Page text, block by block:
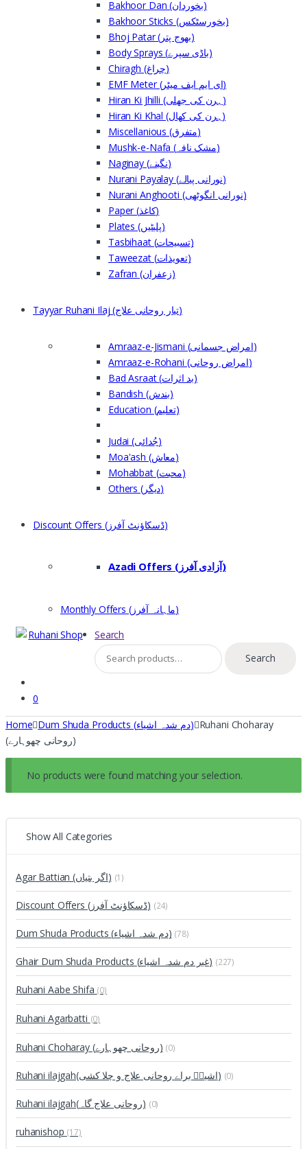
Bakhoor Dan (بخوردان)
Bakhoor Sticks (بخورسٹکس)
Bhoj Patar (بھوج پتر)
Body Sprays (باڈی سپرے)
Chiragh (چراغ)
EMF Meter (ای ایم ایف میٹر)
Hiran Ki Jhilli (ہرن کی جھلی)
Hiran Ki Khal (ہرن کی کھال)
Miscellanious (متفرق)
Mushk-e-Nafa (مشک نافہ)
Naginay (نگینے)
Nurani Payalay (نورانی پیالے)
Nurani Anghooti (نورانی انگوٹھی)
Paper (کاغذ)
Plates (پلیٹیں)
Tasbihaat (تسبیحات)
Taweezat (تعویذات)
Zafran (زعفران)
Tayyar Ruhani Ilaj (تیار روحانی علاج)
Amraaz-e-Jismani (امراض جسمانی)
Amraaz-e-Rohani (امراض روحانی)
Bad Asraat (بد اثرات)
Bandish (بندش)
Education (تعلیم)
Judai (جُدائی)
Moa'ash (معاش)
Mohabbat (محبت)
Others (دیگر)
Discount Offers (ڈسکاؤنٹ آفرز)
Azadi Offers (آزادی آفرز)
Monthly Offers (ماہانہ آفرز)
Search
Search
for:
Search
0
Home
Dum Shuda Products (دم شدہ اشیاء) Ruhani Choharay
(روحانی چھوہارے)
No products were found matching your selection.
Show All Categories
Agar Battian (اگر بتیاں) (1)
Discount Offers (ڈسکاؤنٹ آفرز) (24)
Dum Shuda Products (دم شدہ اشیاء) (78)
Ghair Dum Shuda Products (غیر دم شدہ اشیاء) (227)
Ruhani Aabe Shifa (0)
Ruhani Agarbatti (0)
Ruhani Choharay (روحانی چھوہارے) (0)
Ruhani ilajgah(اشیاؑ براے روحانی علاج و چلا کشی) (0)
Ruhani ilajgah(روحانی علاج گاہ) (0)
ruhanishop (17)